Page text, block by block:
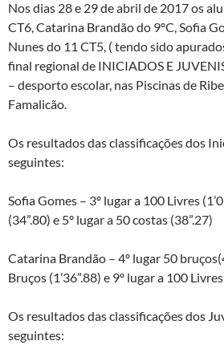
Nos dias 28 e 29 de abril de 2017 os
CT6, Catarina Brandão do 9ºC, Sofia
Nunes do 11 CT5, ( tendo sido
final regional de INICIADOS E
– desporto escolar, nas Piscinas de
Famalicão.
Os resultados das classificações dos
seguintes:
Sofia Gomes – 3º lugar a 100 Livres
(34”.80) e 5º lugar a 50 costas (38”.27)
Catarina Brandão – 4º lugar 50
Bruços (1’36”.88) e 9º lugar a 100
Os resultados das classificações dos
seguintes: